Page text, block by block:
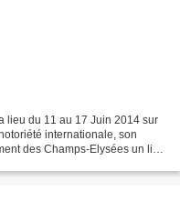
lieu du 11 au 17 Juin 2014 sur
internationale, son
des Champs-Elysées un lieu